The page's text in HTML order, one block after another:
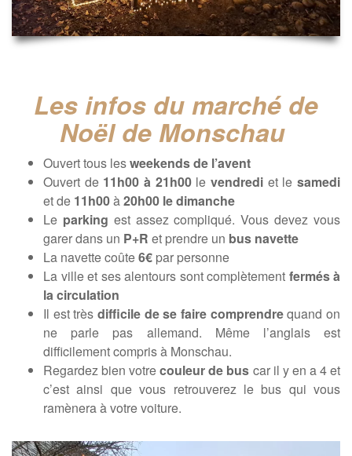
Les infos du marché de
Noël de Monschau
Ouvert tous lesweekends de l’avent
Ouvert de 11h00 à 21h00levendredi et lesamedi
et de 11h00à20h00 le dimanche
Le parking est assez compliqué. Vous devez vous
garer dans un P+R et prendre un bus navette
La navette coûte6€ par personne
La ville et ses alentours sont complètement fermés à
la circulation
Il est très difficile de se faire comprendrequand on
ne parle pas allemand. Même l’anglais est
difficilement compris à Monschau.
Regardez bien votrecouleur de bus car il y en a 4 et
c’est ainsi que vous retrouverez le bus qui vous
ramènera à votre voiture.